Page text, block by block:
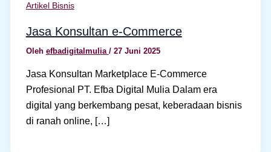
Artikel Bisnis
Jasa Konsultan e-Commerce
Oleh efbadigitalmulia / 27 Juni 2025
Jasa Konsultan Marketplace E-Commerce
Profesional PT. Efba Digital Mulia Dalam era
digital yang berkembang pesat, keberadaan bisnis
di ranah online, […]